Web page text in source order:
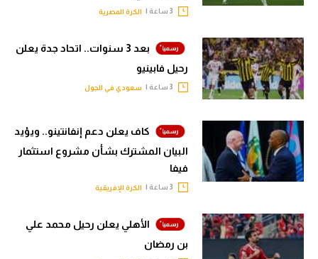
الكرة المصرية
بعد 3 سنوات.. اتحاد جدة يعلن
رحيل فابينيو
سعودي في الجول
كاف يعلن دعم إنفانتينو.. ويؤيد
البيان المشترك بشأن مشروع استثمار
فيفا
الكرة الإفريقية
الأهلي يعلن رحيل محمد علي
بن رمضان